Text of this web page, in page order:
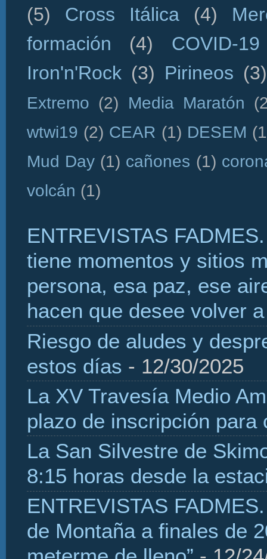
(5)
Cross Itálica (4)
formación
(4)
COVID-19
Iron'n'Rock (3) Pirineos (3)
Extremo (2) Media Maratón
wtwi19 (2) CEAR (1) DESEM
Mud Day (1) cañones (1)
volcán (1)
ENTREVISTAS
tiene momentos y sitios
persona, esa paz, ese
hacen que desee volver
Riesgo de aludes y
estos días - 12/30/2025
La XV Travesía Medio
plazo de inscripción para
La San Silvestre de
8:15 horas desde la
ENTREVISTAS
de Montaña a finales de